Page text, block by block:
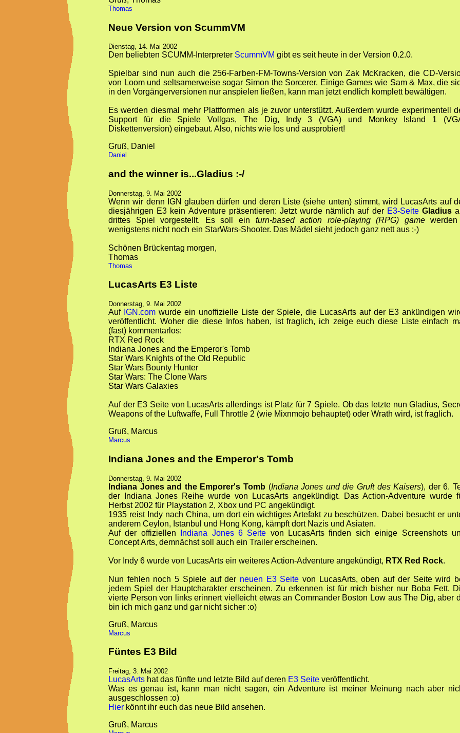
Thomas
Neue Version von ScummVM
Dienstag, 14. Mai 2002
Den beliebten SCUMM-Interpreter ScummVM gibt es seit heute in der Version 0.2.0.
Spielbar sind nun auch die 256-Farben-FM-Towns-Version von Zak McKracken, die CD-
von Loom und seltsamerweise sogar Simon the Sorcerer. Einige Games wie Sam & Max, die
in den Vorgängerversionen nur anspielen ließen, kann man jetzt endlich komplett bewältigen.
Es werden diesmal mehr Plattformen als je zuvor unterstützt. Außerdem wurde experimentell
Support für die Spiele Vollgas, The Dig, Indy 3 (VGA) und Monkey Island 1
Diskettenversion) eingebaut. Also, nichts wie los und ausprobiert!
Gruß, Daniel
Daniel
and the winner is...Gladius :-/
Donnerstag, 9. Mai 2002
Wenn wir denn IGN glauben dürfen und deren Liste (siehe unten) stimmt, wird LucasArts auf
diesjährigen E3 kein Adventure präsentieren: Jetzt wurde nämlich auf der E3-Seite Gladius
drittes Spiel vorgestellt. Es soll ein turn-based action role-playing (RPG) game
wenigstens nicht noch ein StarWars-Shooter. Das Mädel sieht jedoch ganz nett aus ;-)
Schönen Brückentag morgen,
Thomas
Thomas
LucasArts E3 Liste
Donnerstag, 9. Mai 2002
Auf IGN.com wurde ein unoffizielle Liste der Spiele, die LucasArts auf der E3 ankündigen
veröffentlicht. Woher die diese Infos haben, ist fraglich, ich zeige euch diese Liste einfach
(fast) kommentarlos:
RTX Red Rock
Indiana Jones and the Emperor's Tomb
Star Wars Knights of the Old Republic
Star Wars Bounty Hunter
Star Wars: The Clone Wars
Star Wars Galaxies
Auf der E3 Seite von LucasArts allerdings ist Platz für 7 Spiele. Ob das letzte nun Gladius,
Weapons of the Luftwaffe, Full Throttle 2 (wie Mixnmojo behauptet) oder Wrath wird, ist fraglich.
Gruß, Marcus
Marcus
Indiana Jones and the Emperor's Tomb
Donnerstag, 9. Mai 2002
Indiana Jones and the Emporer's Tomb (Indiana Jones und die Gruft des Kaisers), der 6.
der Indiana Jones Reihe wurde von LucasArts angekündigt. Das Action-Adventure wurde
Herbst 2002 für Playstation 2, Xbox und PC angekündigt.
1935 reist Indy nach China, um dort ein wichtiges Artefakt zu beschützen. Dabei besucht er
anderem Ceylon, Istanbul und Hong Kong, kämpft dort Nazis und Asiaten.
Auf der offiziellen
Indiana Jones 6 Seite von LucasArts finden sich einige Screenshots
Concept Arts, demnächst soll auch ein Trailer erscheinen.
Vor Indy 6 wurde von LucasArts ein weiteres Action-Adventure angekündigt, RTX Red Rock.
Nun fehlen noch 5 Spiele auf der neuen E3 Seite von LucasArts, oben auf der Seite wird
jedem Spiel der Hauptcharakter erscheinen. Zu erkennen ist für mich bisher nur Boba Fett.
vierte Person von links erinnert vielleicht etwas an Commander Boston Low aus The Dig, aber
bin ich mich ganz und gar nicht sicher :o)
Gruß, Marcus
Marcus
Füntes E3 Bild
Freitag, 3. Mai 2002
LucasArts hat das fünfte und letzte Bild auf deren E3 Seite veröffentlicht.
Was es genau ist, kann man nicht sagen, ein Adventure ist meiner Meinung nach aber
ausgeschlossen :o)
Hier könnt ihr euch das neue Bild ansehen.
Gruß, Marcus